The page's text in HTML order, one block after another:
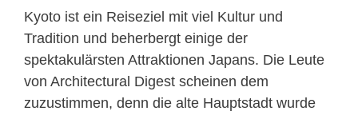
Kyoto ist ein Reiseziel mit viel Kultur und
Tradition und beherbergt einige der
spektakulärsten Attraktionen Japans. Die Leute
von Architectural Digest scheinen dem
zuzustimmen, denn die alte Hauptstadt wurde